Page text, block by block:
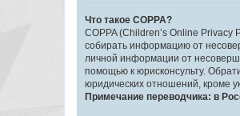
Что такое COPPA?
COPPA (Children’s Online
собирать информацию от
личной информации от
помощью к юрисконсульту.
юридических отношений, кроме
Примечание переводчика: в